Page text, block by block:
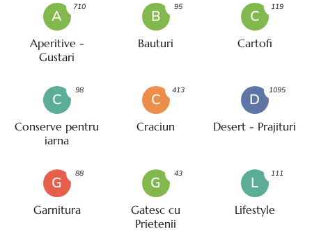
A
Aperitive -
Gustari
710
B
Bauturi
95
C
Cartofi
119
C
Conserve pentru
iarna
98
C
Craciun
413
D
Desert - Prajituri
1095
G
Garnitura
88
G
Gatesc cu
Prietenii
43
L
Lifestyle
111